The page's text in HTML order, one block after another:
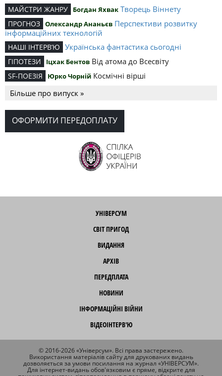
МАЙСТРИ ЖАНРУ Богдан Яхвак Творець Віннету
ПРОГНОЗ Олександр Ананьєв Перспективи розвитку
інформаційних технологій
НАШІ ІНТЕРВ’Ю Українська фантастика сьогодні
ГІПОТЕЗИ Іцхак Бентов Від атома до Всесвіту
SF-ПОЕЗІЯ Юрко Чорній Космічні вірші
Більше про випуск »
ОФОРМИТИ ПЕРЕДОПЛАТУ
УНІВЕРСУМ
СВІТ ПРИГОД
ВИДАННЯ
АРХІВ
ПЕРЕДПЛАТА
НОВИНИ
ІНФОРМАЦІЙНІ ВІЙНИ
ВІДЕОІНТЕРВ'Ю
© 2016-2026 «Універсум». Всі права застережено.
Використання матеріалів сайту для друкованих видань
дозволяється за умови посилання на журнал «УНІВЕРСУМ».
Для інтернет-видань обов'язковим є пряме, відкрите для